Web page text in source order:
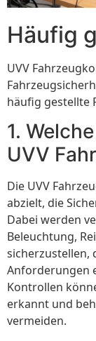
Häufig
UVV
häufig gestellte
1.
UVV
Die UVV
abzielt, die
Dabei werden
Beleuchtung,
sicherzustellen,
Anforderungen
Kontrollen
erkannt und
vermeiden.